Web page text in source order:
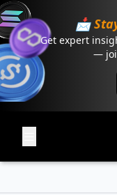
📩
Get expert
—